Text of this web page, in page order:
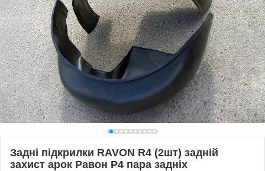
Задні підкрилки RAVON R4 (2шт) задній
захист арок Равон Р4 пара задніх